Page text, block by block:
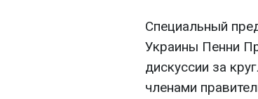
Специальный
Украины Пенни
дискуссии за
членами